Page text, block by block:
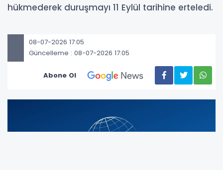
hükmederek duruşmayı 11 Eylül tarihine erteledi.
08-07-2026 17:05
Güncelleme : 08-07-2026 17:05
Abone Ol